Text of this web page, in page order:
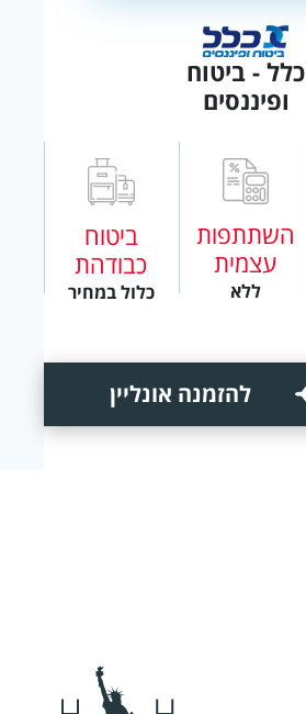
כלל - ביטוח
ופיננסים
השתתפות
עצמית
ללא
ביטוח
כבודהת
כלול במחיר
להזמנה אונליין